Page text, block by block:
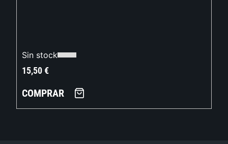
Sin stock
15,50€
COMPRAR